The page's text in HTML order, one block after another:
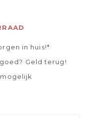
in huis!*
Geld terug!